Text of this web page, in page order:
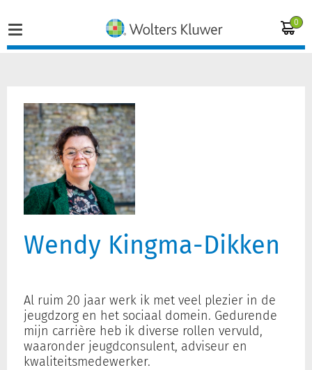
0
Home
Vakgebieden
Actueel
Producten
Opleidingen
Inloggen op de kennisbank
Inloggen
Wendy Kingma-Dikken
Al ruim 20 jaar werk ik met veel plezier in de
jeugdzorg en het sociaal domein. Gedurende
mijn carrière heb ik diverse rollen vervuld,
waaronder jeugdconsulent, adviseur en
kwaliteitsmedewerker.